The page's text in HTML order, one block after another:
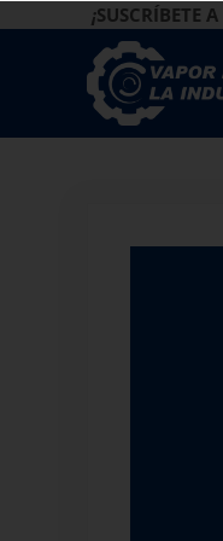
Saltar al contenido
Saltar a la
Saltar al pie de
¡SUSCRÍBETE
Vapor
Gestión